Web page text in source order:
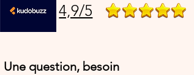
4,9/5
Une question, besoin